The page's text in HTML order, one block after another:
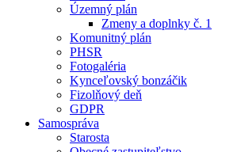
Územný plán
Zmeny a doplnky č. 1
Komunitný plán
PHSR
Fotogaléria
Kynceľovský bonzáčik
Fizolňový deň
GDPR
Samospráva
Starosta